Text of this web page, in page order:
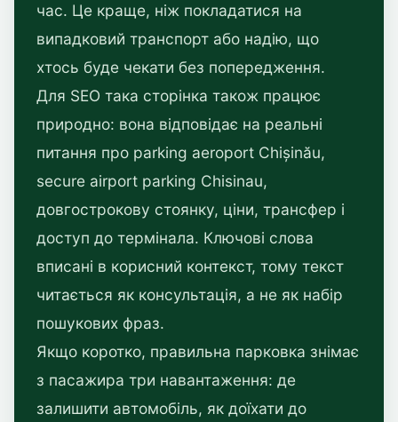
час. Це краще, ніж покладатися на
випадковий транспорт або надію, що
хтось буде чекати без попередження.
Для SEO така сторінка також працює
природно: вона відповідає на реальні
питання про parking aeroport Chișinău,
secure airport parking Chisinau,
довгострокову стоянку, ціни, трансфер і
доступ до термінала. Ключові слова
вписані в корисний контекст, тому текст
читається як консультація, а не як набір
пошукових фраз.
Якщо коротко, правильна парковка знімає
з пасажира три навантаження: де
залишити автомобіль, як доїхати до